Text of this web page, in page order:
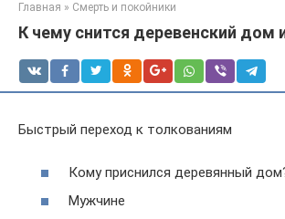
Главная » Смерть и покойники
К чему снится деревенский дом
Быстрый переход к толкованиям
Кому приснился деревянный
Мужчине